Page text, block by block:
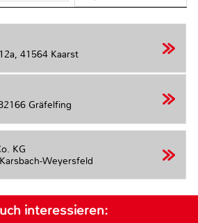
41564 Kaarst
Gräfelfing
KG
Weyersfeld
interessieren: